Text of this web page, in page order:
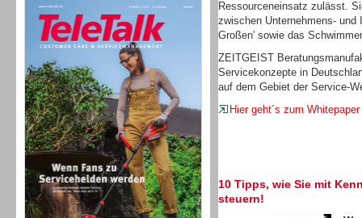
TK- und ACD-Systeme
Ressourceneinsatz zulässt.
zwischen Unternehmens- und
Großen' sowie das
ZEITGEIST
Servicekonzepte in
auf dem Gebiet der Service-
Hier geht´s zum Whitepaper
10 Tipps, wie Sie mit
steuern!